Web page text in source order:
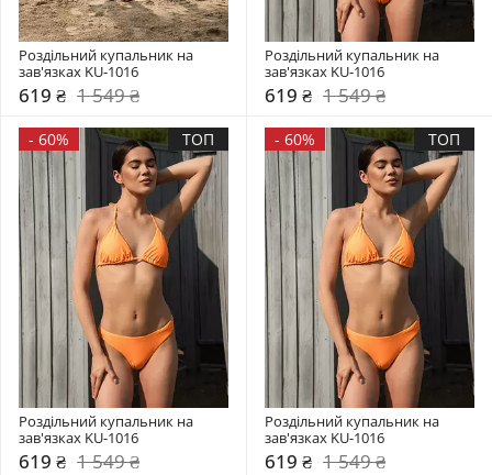
Роздільний купальник на
зав'язках KU-1016
619 ₴ 1 549 ₴
Роздільний купальник на
зав'язках KU-1016
619 ₴ 1 549 ₴
- 60% ТОП
Роздільний купальник на
зав'язках KU-1016
619 ₴ 1 549 ₴
- 60% ТОП
Роздільний купальник на
зав'язках KU-1016
619 ₴ 1 549 ₴